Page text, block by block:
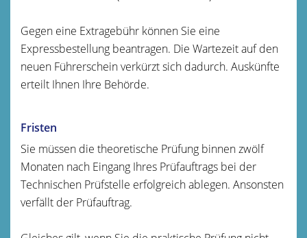
Gegen eine Extragebühr können Sie eine
Expressbestellung beantragen. Die Wartezeit auf den
neuen Führerschein verkürzt sich dadurch. Auskünfte
erteilt Ihnen Ihre Behörde.
Fristen
Sie müssen die theoretische Prüfung binnen zwölf
Monaten nach Eingang Ihres Prüfauftrags bei der
Technischen Prüfstelle erfolgreich ablegen. Ansonsten
verfällt der Prüfauftrag.